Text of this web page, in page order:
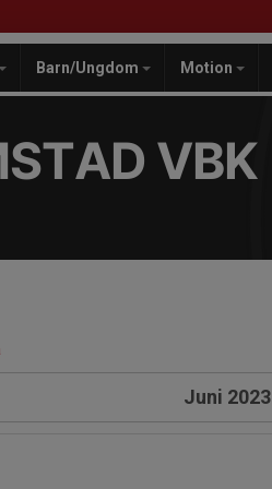
Barn/Ungdom Motion
VBK
Juni 2023